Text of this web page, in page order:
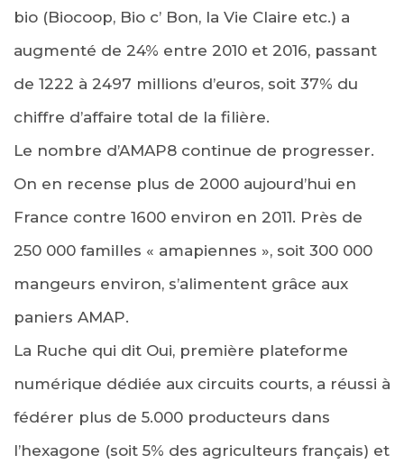
bio (Biocoop, Bio c’ Bon, la Vie Claire etc.) a
augmenté de 24% entre 2010 et 2016, passant
de 1222 à 2497 millions d’euros, soit 37% du
chiffre d’affaire total de la filière.
Le nombre d’AMAP8 continue de progresser.
On en recense plus de 2000 aujourd’hui en
France contre 1600 environ en 2011. Près de
250 000 familles « amapiennes », soit 300 000
mangeurs environ, s’alimentent grâce aux
paniers AMAP.
La Ruche qui dit Oui, première plateforme
numérique dédiée aux circuits courts, a réussi à
fédérer plus de 5.000 producteurs dans
l’hexagone (soit 5% des agriculteurs français) et